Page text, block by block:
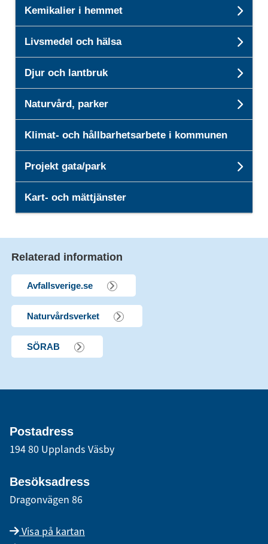
Kemikalier i hemmet
Livsmedel och hälsa
Djur och lantbruk
Naturvård, parker
Klimat- och hållbarhetsarbete i kommunen
Projekt gata/park
Kart- och mättjänster
Relaterad information
Avfallsverige.se
Naturvårdsverket
SÖRAB
Postadress
194 80 Upplands Väsby
Besöksadress
Dragonvägen 86
Visa på kartan